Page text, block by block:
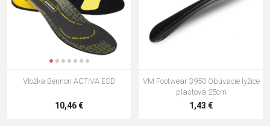
VM Footwear 3009 Vkladacia
5,21 €
VM Footwear 3102 Šnúrky ploché
0,79 €